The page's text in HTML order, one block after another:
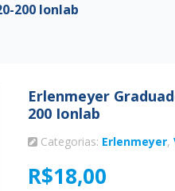
200 Ionlab
Erlenmeyer
200 Ionlab
Categorias: Erlenmeyer,
R$18,00